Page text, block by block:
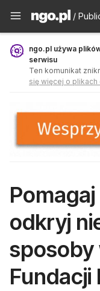
/
ngo.pl używa
serwisu
Ten komunikat
się więcej o
odkryj
sposoby
Fundacji